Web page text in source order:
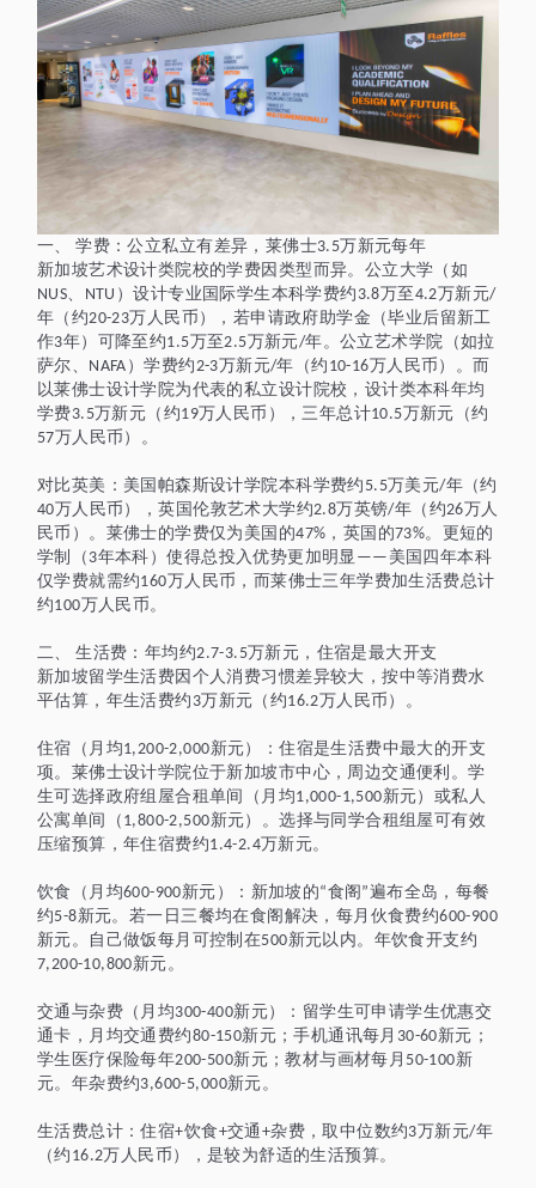
一、 学费：公立私立有差异，莱佛士3.5万新元每年
新加坡艺术设计类院校的学费因类型而异。公立大学（如
NUS
NTU ）设计专业国际学生本科学费约 3.8万至4.2万新元/
年（约20-23万人民币），若申请政府助学金（毕业后留新工
作3年）可降至约1.5万至2.5万新元/年。公立艺术学院（如拉
萨尔、 NAFA ）学费约2-3万新元/年（约 10-16万人民币）。而
以莱佛士设计学院为代表的私立设计院校，设计类本科年均
学费3.5万新元（约19万人民币），三年总计10.5万新元（约
57万人民币）。
对比英美：美国帕森斯设计学院本科学费约 5.5万美元/年（约
40万人民币），英国伦敦艺术大学约2.8万英镑/年（约26万人
民币）。莱佛士的学费仅为美国的47% ，英国的73%。更短的
学制（ 3年本科）使得总投入优势更加明显 —— 美国四年本科
仅学费就需约160万人民币，而莱佛士三年学费加生活费总计
约100万人民币。
二、 生活费：年均约2.7-3.5万新元，住宿是最大开支
新加坡留学生活费因个人消费习惯差异较大，按中等消费水
平估算，年生活费约 3万新元（约16.2万人民币）。
住宿（月均1,200-2,000新元）：住宿是生活费中最大的开支
项。莱佛士设计学院位于新加坡市中心，周边交通便利。学
生可选择政府组屋合租单间（月均1,000-1,500新元）或私人
公寓单间（ 1,800-2,500新元）。选择与同学合租组屋可有效
压缩预算，年住宿费约1.4-2.4万新元。
饮食（月均600-900新元）：新加坡的“食阁”遍布全岛，每餐
约5-8新元。若一日三餐均在食阁解决，每月伙食费约600-900
新元。自己做饭每月可控制在500新元以内。年饮食开支约
7,200-10,800新元。
交通与杂费（月均300-400新元）：留学生可申请学生优惠交
通卡，月均交通费约80-150新元；手机通讯每月 30-60新元；
学生医疗保险每年200-500新元；教材与画材每月 50-100新
元。年杂费约3,600-5,000新元。
生活费总计：住宿+饮食+交通 +杂费，取中位数约3万新元/年
（约 16.2万人民币），是较为舒适的生活预算。